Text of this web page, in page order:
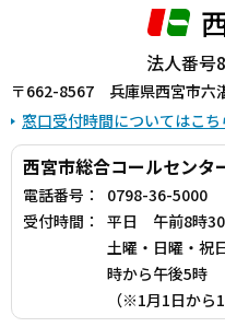
法人番号
〒662-8567 兵庫県西宮市六
窓口受付時間についてはこち
西宮市総合コールセンタ
電話番号：
0798-36-5000
受付時間：
平日 午前8時
土曜・日曜・
時から午後5時
（※1月1日から